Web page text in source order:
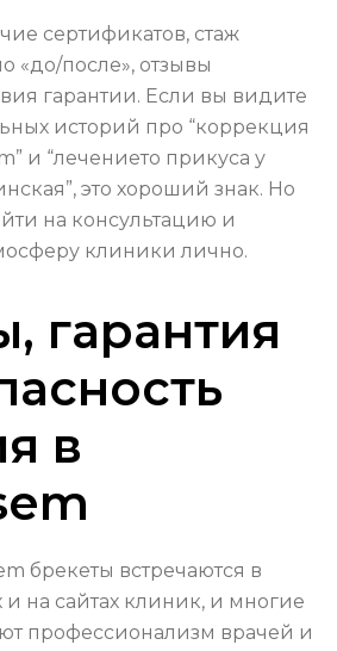
сертификатов, стаж
«до/после», отзывы
гарантии. Если вы видите
историй про “коррекция
и “лечението прикуса у
это хороший знак. Но
на консультацию и
клиники лично.
гарантия
в
брекеты встречаются в
и на сайтах клиник, и многие
профессионализм врачей и